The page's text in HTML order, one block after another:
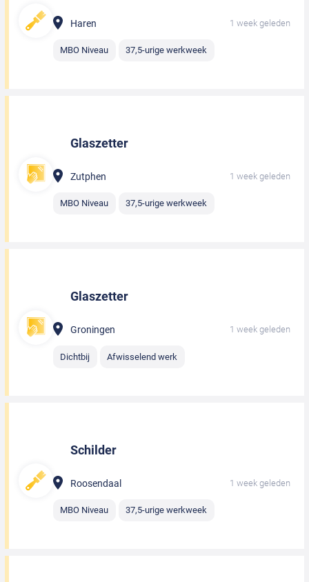
Haren 1 week geleden
MBO Niveau 37,5-urige werkweek
Glaszetter
Zutphen 1 week geleden
MBO Niveau 37,5-urige werkweek
Glaszetter
Groningen 1 week geleden
Dichtbij Afwisselend werk
Schilder
Roosendaal 1 week geleden
MBO Niveau 37,5-urige werkweek